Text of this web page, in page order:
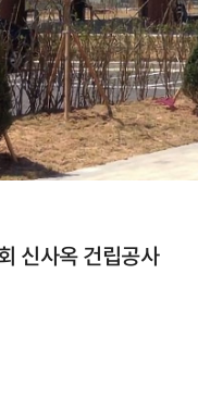
신사옥 건립공사